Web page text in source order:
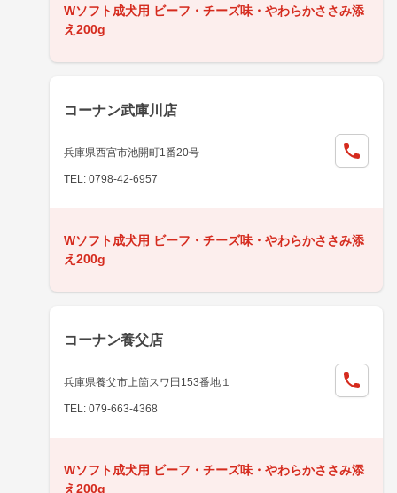
Wソフト成犬用 ビーフ・チーズ味・やわらかささみ添
え200g
コーナン武庫川店
兵庫県西宮市池開町1番20号
TEL: 0798-42-6957
Wソフト成犬用 ビーフ・チーズ味・やわらかささみ添
え200g
コーナン養父店
兵庫県養父市上箇スワ田153番地１
TEL: 079-663-4368
Wソフト成犬用 ビーフ・チーズ味・やわらかささみ添
え200g